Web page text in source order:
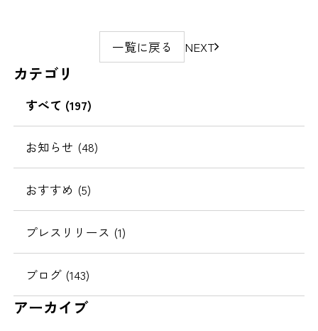
ジ
動
一覧に戻る NEXT
カテゴリ
すべて (197)
お知らせ (48)
おすすめ (5)
プレスリリース (1)
ブログ (143)
アーカイブ